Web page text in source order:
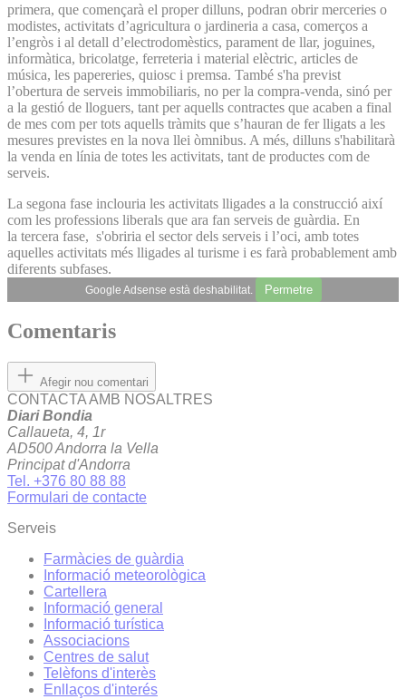
primera, que començarà el proper dilluns, podran obrir merceries o
modistes, activitats d’agricultura o jardineria a casa, comerços a
l’engròs i al detall d’electrodomèstics, parament de llar, joguines,
informàtica, bricolatge, ferreteria i material elèctric, articles de
música, les papereries, quiosc i premsa. També s'ha previst
l’obertura de serveis immobiliaris, no per la compra-venda, sinó per
a la gestió de lloguers, tant per aquells contractes que acaben a final
de mes com per tots aquells tràmits que s’hauran de fer lligats a les
mesures previstes en la nova llei òmnibus. A més, dilluns s'habilitarà
la venda en línia de totes les activitats, tant de productes com de
serveis.
La segona fase inclouria les activitats lligades a la construcció així
com les professions liberals que ara fan serveis de guàrdia. En
la tercera fase, s'obriria el sector dels serveis i l’oci, amb totes
aquelles activitats més lligades al turisme i es farà probablement amb
diferents subfases.
Google Adsense està deshabilitat. Permetre
Comentaris
Afegir nou comentari
CONTACTA AMB NOSALTRES
Diari Bondia
Callaueta, 4, 1r
AD500 Andorra la Vella
Principat d'Andorra
Tel. +376 80 88 88
Formulari de contacte
Serveis
Farmàcies de guàrdia
Informació meteorològica
Cartellera
Informació general
Informació turística
Associacions
Centres de salut
Telèfons d'interès
Enllaços d'interés